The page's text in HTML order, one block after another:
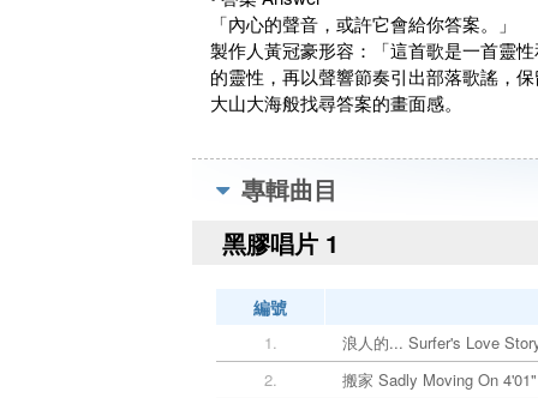
「內心的聲音，或許它會給你答案。」
製作人黃冠豪形容：「這首歌是一首靈
的靈性，再以聲響節奏引出部落歌謠，
大山大海般找尋答案的畫面感。
專輯曲目
黑膠唱片 1
編號
1.
浪人的... Surfer's Love
2.
搬家 Sadly Moving On 4'01"